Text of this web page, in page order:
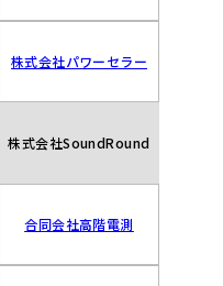
株式会社パワーセラー
株式会社SoundRound
合同会社高階電測